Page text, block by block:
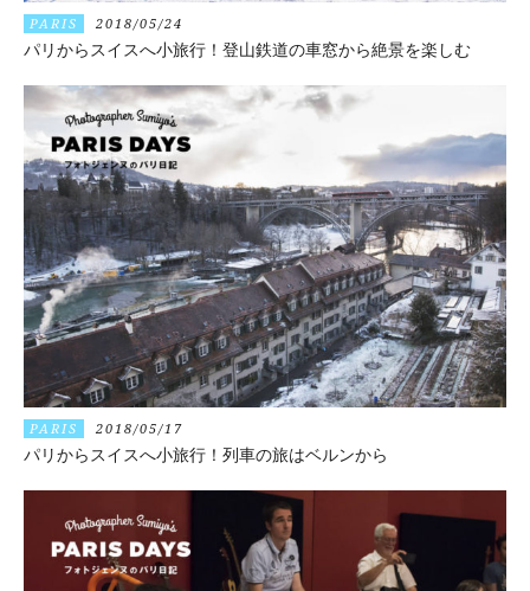
PARIS 2018/05/24
パリからスイスへ小旅行！登山鉄道の車窓から絶景を楽しむ
PARIS 2018/05/17
パリからスイスへ小旅行！列車の旅はベルンから